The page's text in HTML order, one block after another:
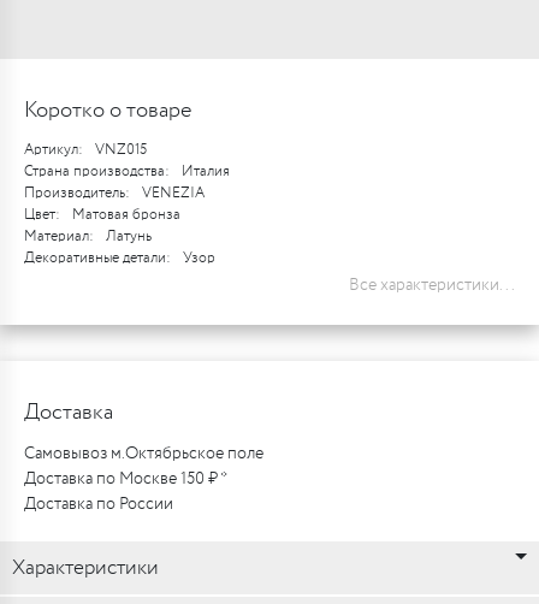
Коротко о товаре
Артикул:
VNZ015
Страна производства:
Италия
Производитель:
VENEZIA
Цвет:
Матовая бронза
Материал:
Латунь
Декоративные детали:
Узор
Все характеристики...
Доставка
Самовывоз м.Октябрьское поле
Доставка по Москве 150 ₽ *
Доставка по России
Характеристики